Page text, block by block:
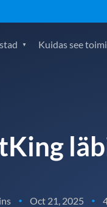
Kuidas see
• Oct 21, 2025 •